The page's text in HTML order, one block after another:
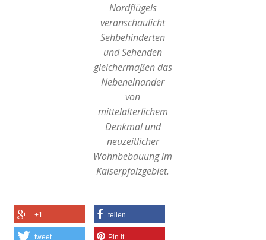
Nordflügels
veranschaulicht
Sehbehinderten
und Sehenden
gleichermaßen das
Nebeneinander
von
mittelalterlichem
Denkmal und
neuzeitlicher
Wohnbebauung im
Kaiserpfalzgebiet.
+1 teilen
tweet Pin it